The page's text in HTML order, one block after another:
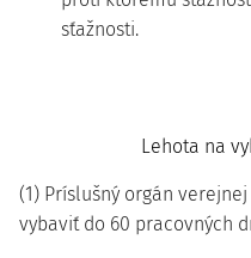
sťažnosti.
Lehota na
(1) Príslušný orgán
vybaviť do 60 pracovných